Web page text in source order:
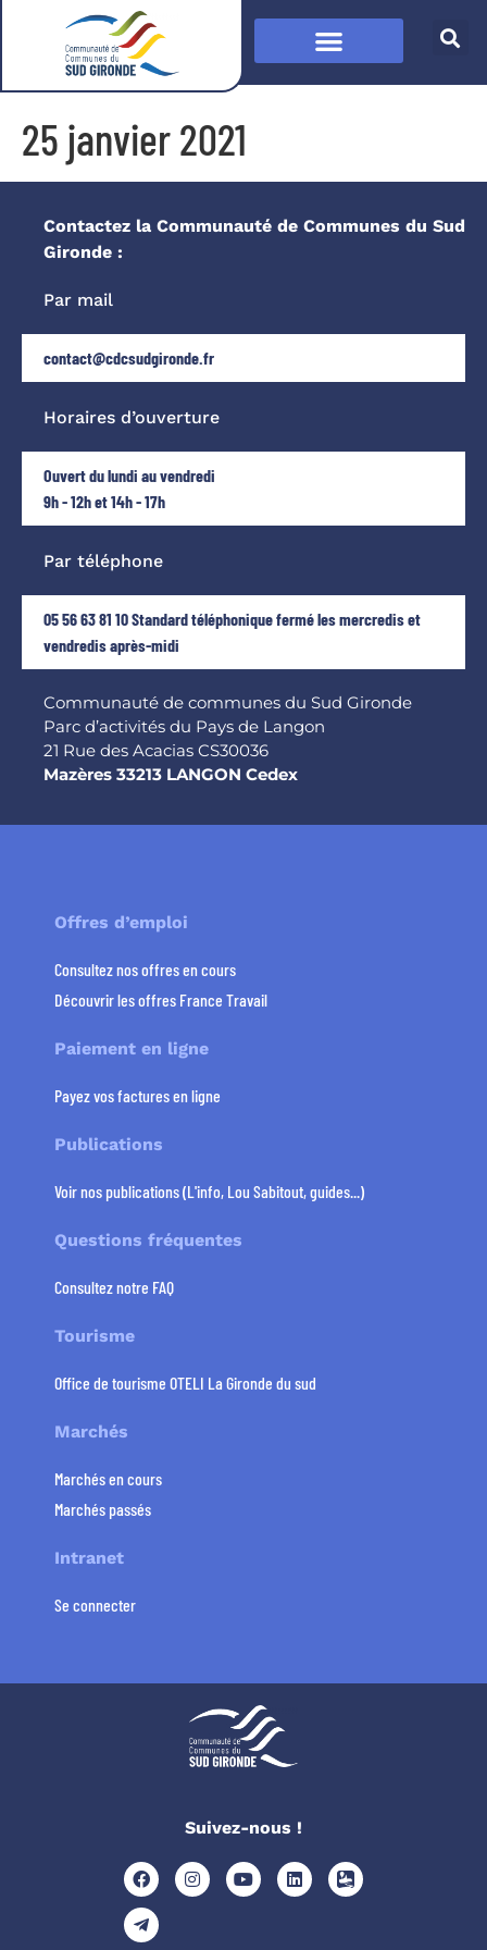
25 janvier 2021
Contactez la Communauté de Communes du Sud
Gironde :
Par mail
contact@cdcsudgironde.fr
Horaires d’ouverture
Ouvert du lundi au vendredi
9h - 12h et 14h - 17h
Par téléphone
05 56 63 81 10 Standard téléphonique fermé les mercredis et
vendredis après-midi
Communauté de communes du Sud Gironde
Parc d’activités du Pays de Langon
21 Rue des Acacias CS30036
Mazères 33213 LANGON Cedex
Offres d’emploi
Consultez nos offres en cours
Découvrir les offres France Travail
Paiement en ligne
Payez vos factures en ligne
Publications
Voir nos publications (L'info, Lou Sabitout, guides...)
Questions fréquentes
Consultez notre FAQ
Tourisme
Office de tourisme OTELI La Gironde du sud
Marchés
Marchés en cours
Marchés passés
Intranet
Se connecter
Suivez-nous !